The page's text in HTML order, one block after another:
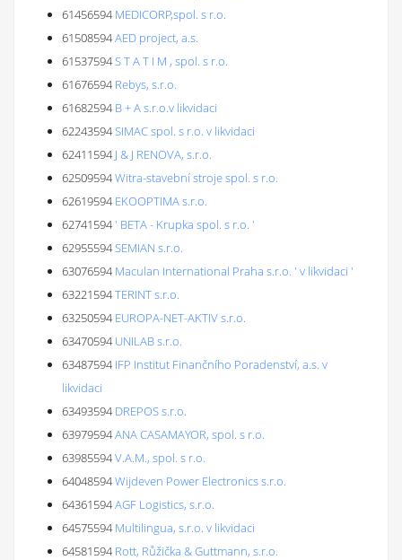
61456594 MEDICORP,spol. s r.o.
61508594AED project, a.s.
61537594S T A T I M , spol. s r.o.
61676594 Rebys, s.r.o.
61682594 B + A s.r.o.v likvidaci
62243594SIMAC spol. s r.o. v likvidaci
62411594 J & J RENOVA, s.r.o.
62509594Witra-stavební stroje spol. s r.o.
62619594 EKOOPTIMA s.r.o.
62741594' BETA - Krupka spol. s r.o. '
62955594SEMIAN s.r.o.
63076594 Maculan International Praha s.r.o. ' v likvidaci '
63221594TERINT s.r.o.
63250594 EUROPA-NET-AKTIV s.r.o.
63470594 UNILAB s.r.o.
63487594 IFP Institut Finančního Poradenství, a.s. v
likvidaci
63493594 DREPOS s.r.o.
63979594ANA CASAMAYOR, spol. s r.o.
63985594V.A.M., spol. s r.o.
64048594Wijdeven Power Electronics s.r.o.
64361594AGF Logistics, s.r.o.
64575594 Multilingua, s.r.o. v likvidaci
64581594 Rott, Růžička & Guttmann, s.r.o.